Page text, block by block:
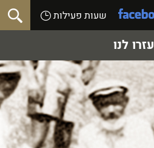
שעות פעילות
עזרו לנו